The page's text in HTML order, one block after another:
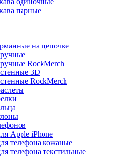
одиночные
парные
на цепочке
RockMerch
3D
RockMerch
Apple iPhone
телефона кожаные
телефона текстильные